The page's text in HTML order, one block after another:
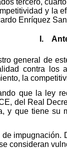
tercero,
y la
Enríquez
I.
general de
contra
la
que la ley
del Real
y que tiene
consideran